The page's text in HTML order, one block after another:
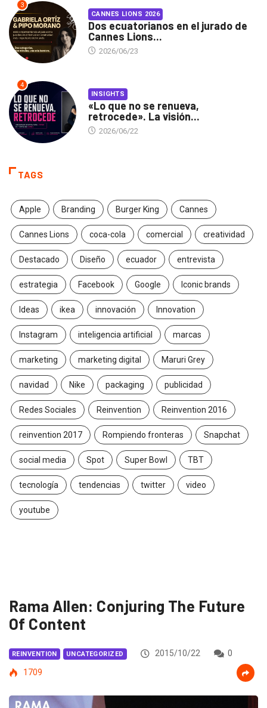
3
CANNES LIONS 2026
Dos ecuatorianos en el jurado de
Cannes Lions...
2026/06/23
4
INSIGHTS
«Lo que no se renueva,
retrocede». La visión...
2026/06/22
TAGS
Apple Branding Burger King Cannes
Cannes Lions coca-cola comercial creatividad
Destacado Diseño ecuador entrevista
estrategia Facebook Google Iconic brands
Ideas ikea innovación Innovation
Instagram inteligencia artificial marcas
marketing marketing digital Maruri Grey
navidad Nike packaging publicidad
Redes Sociales Reinvention Reinvention 2016
reinvention 2017 Rompiendo fronteras Snapchat
social media Spot Super Bowl TBT
tecnología tendencias twitter video
youtube
Rama Allen: Conjuring The Future
Of Content
REINVENTION UNCATEGORIZED 2015/10/22
0
1709